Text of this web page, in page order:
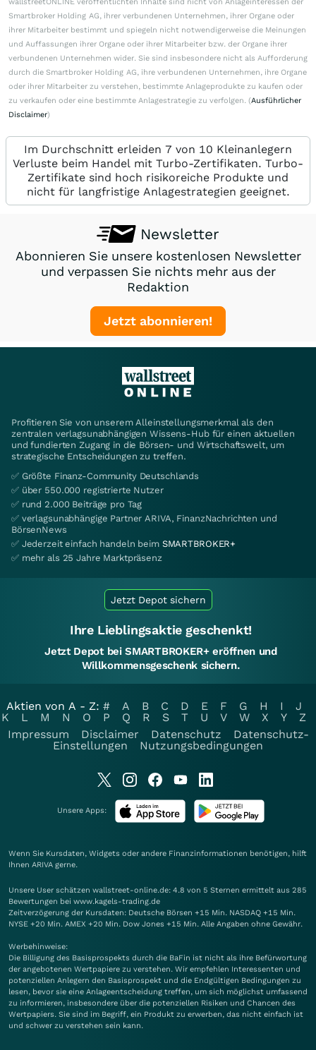
wallstreetONLINE veröffentlichten Inhalte sind nicht von Anlageinteressen der
Smartbroker Holding AG, ihrer verbundenen Unternehmen, ihrer Organe oder
ihrer Mitarbeiter bestimmt und spiegeln nicht notwendigerweise die Meinungen
und Auffassungen ihrer Organe oder ihrer Mitarbeiter bzw. der Organe ihrer
verbundenen Unternehmen wider. Sie sind insbesondere nicht als Aufforderung
durch die Smartbroker Holding AG, ihre verbundenen Unternehmen, ihre Organe
oder ihrer Mitarbeiter zu verstehen, bestimmte Anlageprodukte zu kaufen oder
zu verkaufen oder eine bestimmte Anlagestrategie zu verfolgen. (Ausführlicher
Disclaimer)
Im Durchschnitt erleiden 7 von 10 Kleinanlegern
Verluste beim Handel mit Turbo-Zertifikaten. Turbo-
Zertifikate sind hoch risikoreiche Produkte und
nicht für langfristige Anlagestrategien geeignet.
Newsletter
Abonnieren Sie unsere kostenlosen Newsletter
und verpassen Sie nichts mehr aus der
Redaktion
Jetzt abonnieren!
Profitieren Sie von unserem Alleinstellungsmerkmal als den
zentralen verlagsunabhängigen Wissens-Hub für einen aktuellen
und fundierten Zugang in die Börsen- und Wirtschaftswelt, um
strategische Entscheidungen zu treffen.
✅ Größte Finanz-Community Deutschlands
✅ über 550.000 registrierte Nutzer
✅ rund 2.000 Beiträge pro Tag
✅ verlagsunabhängige Partner ARIVA, FinanzNachrichten und
BörsenNews
✅ Jederzeit einfach handeln beim SMARTBROKER+
✅ mehr als 25 Jahre Marktpräsenz
Jetzt Depot sichern
Ihre Lieblingsaktie geschenkt!
Jetzt Depot bei SMARTBROKER+ eröffnen und
Willkommensgeschenk sichern.
Aktien von A - Z: # A B C D E F G H I
J
K
L M N O P Q R S T U V W X Y
Z
Impressum
Disclaimer Datenschutz
Datenschutz-
Einstellungen
Nutzungsbedingungen
Unsere Apps:
Wenn Sie Kursdaten, Widgets oder andere Finanzinformationen benötigen, hilft
Ihnen ARIVA gerne.
Unsere User schätzen wallstreet-online.de: 4.8 von 5 Sternen ermittelt aus 285
Bewertungen bei www.kagels-trading.de
Zeitverzögerung der Kursdaten: Deutsche Börsen +15 Min. NASDAQ +15 Min.
NYSE +20 Min. AMEX +20 Min. Dow Jones +15 Min. Alle Angaben ohne Gewähr.
Werbehinweise:
Die Billigung des Basisprospekts durch die BaFin ist nicht als ihre Befürwortung
der angebotenen Wertpapiere zu verstehen. Wir empfehlen Interessenten und
potenziellen Anlegern den Basisprospekt und die Endgültigen Bedingungen zu
lesen, bevor sie eine Anlageentscheidung treffen, um sich möglichst umfassend
zu informieren, insbesondere über die potenziellen Risiken und Chancen des
Wertpapiers. Sie sind im Begriff, ein Produkt zu erwerben, das nicht einfach ist
und schwer zu verstehen sein kann.